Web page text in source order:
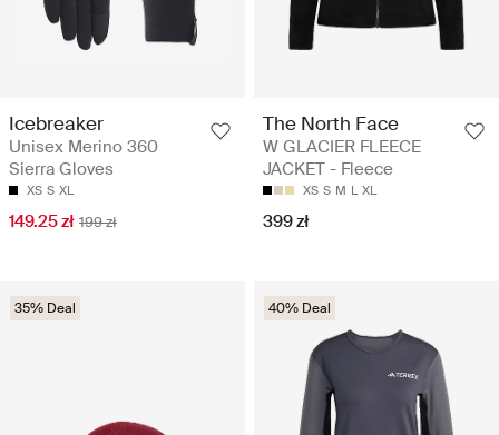
Icebreaker
Unisex Merino 360
Sierra Gloves
XS S XL
149.25 zł 199 zł
The North Face
W GLACIER FLEECE
JACKET - Fleece
XS S M L XL
399 zł
35% Deal 40% Deal